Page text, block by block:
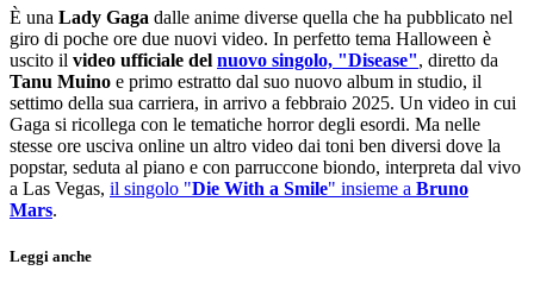
È una Lady Gaga dalle anime diverse quella che ha pubblicato nel
giro di poche ore due nuovi video. In perfetto tema Halloween è
uscito il video ufficiale del nuovo singolo, "Disease", diretto da
Tanu Muino e primo estratto dal suo nuovo album in studio, il
settimo della sua carriera, in arrivo a febbraio 2025. Un video in cui
Gaga si ricollega con le tematiche horror degli esordi. Ma nelle
stesse ore usciva online un altro video dai toni ben diversi dove la
popstar, seduta al piano e con parruccone biondo, interpreta dal vivo
a Las Vegas, il singolo "Die With a Smile" insieme a Bruno
Mars.
Leggi anche